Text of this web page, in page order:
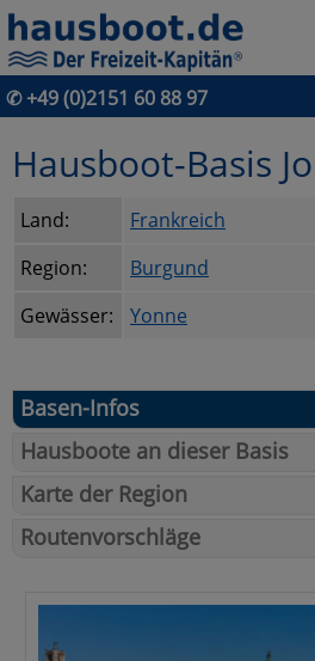
✆ +49 (0)2151 60 88 97
Hausboot-Basis
Land:
Frankreich
Region:
Burgund
Gewässer:
Yonne
Basen-Infos
Hausboote an dieser Basis
Karte der Region
Routenvorschläge